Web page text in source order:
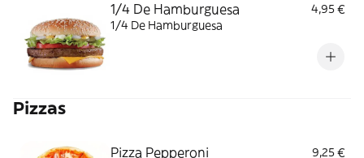
1/4 De Hamburguesa
4,95 €
1/4 De Hamburguesa
Pizzas
Pizza Pepperoni 9,25 €